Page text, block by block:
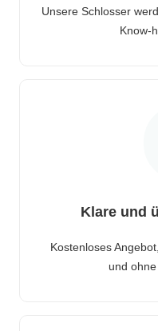
Unsere Schlosser
Know-
Klare und
Kostenloses
und